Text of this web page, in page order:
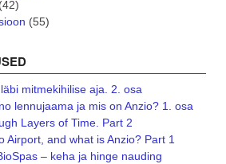
(42)
(55)
mitmekihilise aja. 2. osa
lennujaama ja mis on Anzio? 1. osa
Layers of Time. Part 2
Airport, and what is Anzio? Part 1
– keha ja hinge nauding